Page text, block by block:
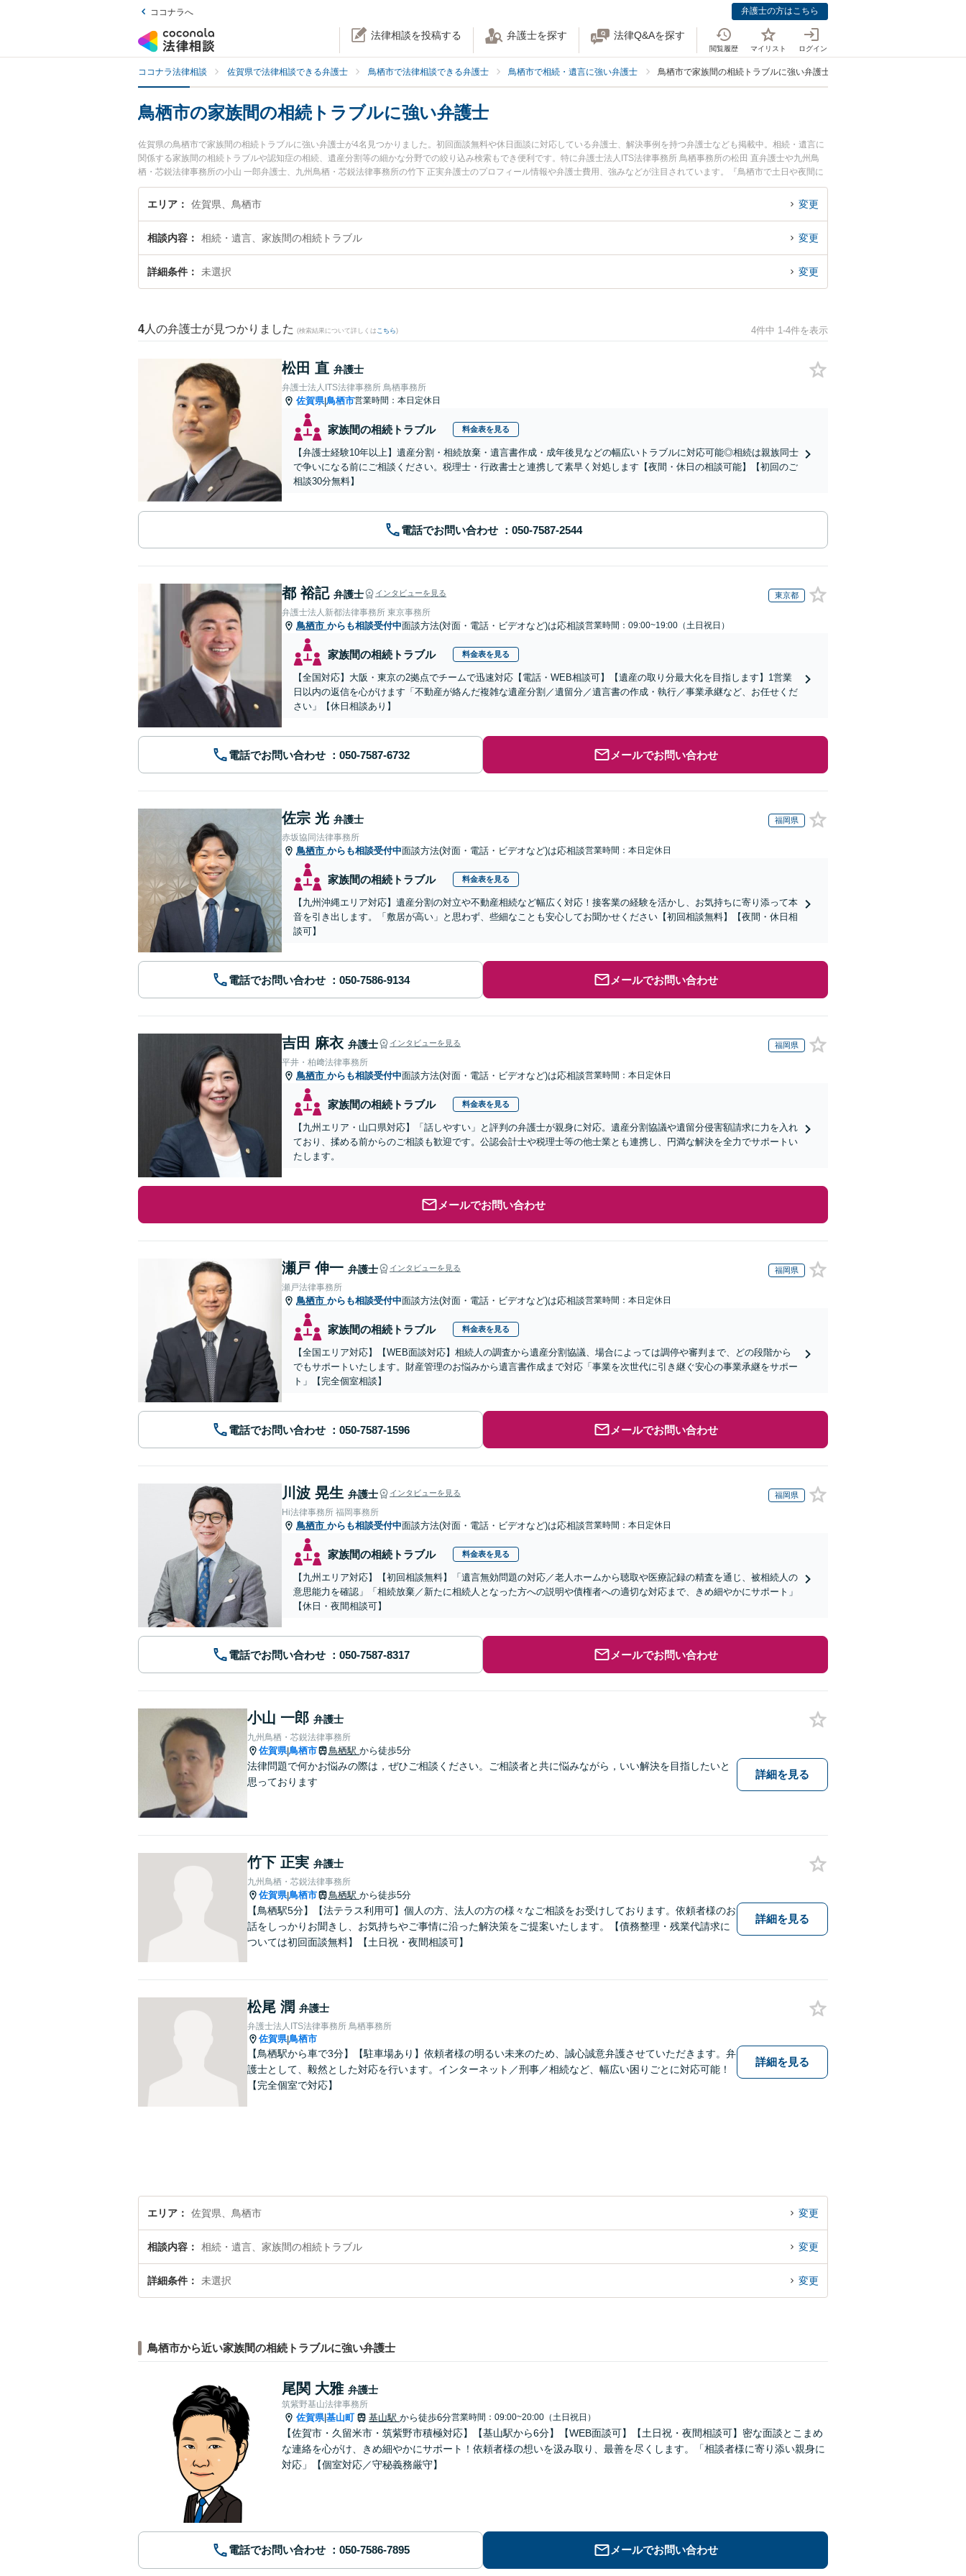
ココナラへ 弁護士の方はこちら
法律相談を投稿する 弁護士を探す 法律Q&Aを探す
閲覧履歴 マイリスト ログイン
ココナラ法律相談 佐賀県で法律相談できる弁護士 鳥栖市で法律相談できる弁護士 鳥栖市で相続・遺言に強い弁護士 鳥栖市で家族間の相続トラブルに強い弁護士
鳥栖市の家族間の相続トラブルに強い弁護士
佐賀県の鳥栖市で家族間の相続トラブルに強い弁護士が4名見つかりました。初回面談無料や休日面談に対応している弁護士、解決事例を持つ弁護士なども掲載中。相続・遺言に
関係する家族間の相続トラブルや認知症の相続、遺産分割等の細かな分野での絞り込み検索もでき便利です。特に弁護士法人ITS法律事務所 鳥栖事務所の松田 直弁護士や九州鳥
栖・芯鋭法律事務所の小山 一郎弁護士、九州鳥栖・芯鋭法律事務所の竹下 正実弁護士のプロフィール情報や弁護士費用、強みなどが注目されています。『鳥栖市で土日や夜間に
発生した家族間の相続トラブルのトラブルを今すぐに弁護士に相談したい』『家族間の相続トラブルのトラブル解決の実績豊富な近くの弁護士を検索したい』『初回相談無料で家
族間の相続トラブルを法律相談できる鳥栖市内の弁護士に相談予約したい』などでお困りの相談者さんにおすすめです。
エリア 佐賀県、鳥栖市 変更
相談内容 相続・遺言、家族間の相続トラブル 変更
詳細条件 未選択 変更
4 人の弁護士が見つかりました (検索結果について詳しくは こちら) 4件中 1-4件を表示
松田 直 弁護士
弁護士法人ITS法律事務所 鳥栖事務所
佐賀県|鳥栖市営業時間：本日定休日
家族間の相続トラブル 料金表を見る
【弁護士経験10年以上】遺産分割・相続放棄・遺言書作成・成年後見などの幅広いトラブルに対応可能◎相続は親族同士
で争いになる前にご相談ください。税理士・行政書士と連携して素早く対処します【夜間・休日の相談可能】【初回のご
相談30分無料】
電話でお問い合わせ
都 裕記 弁護士 インタビューを見る 東京都
弁護士法人新都法律事務所 東京事務所
鳥栖市 からも相談受付中面談方法(対面・電話・ビデオなど)は応相談営業時間：09:00~19:00（土日祝日）
家族間の相続トラブル 料金表を見る
【全国対応】大阪・東京の2拠点でチームで迅速対応【電話・WEB相談可】【遺産の取り分最大化を目指します】1営業
日以内の返信を心がけます「不動産が絡んだ複雑な遺産分割／遺留分／遺言書の作成・執行／事業承継など、お任せくだ
さい」【休日相談あり】
電話でお問い合わせ メールでお問い合わせ
佐宗 光 弁護士 福岡県
赤坂協同法律事務所
鳥栖市 からも相談受付中面談方法(対面・電話・ビデオなど)は応相談営業時間：本日定休日
家族間の相続トラブル 料金表を見る
【九州沖縄エリア対応】遺産分割の対立や不動産相続など幅広く対応！接客業の経験を活かし、お気持ちに寄り添って本
音を引き出します。「敷居が高い」と思わず、些細なことも安心してお聞かせください【初回相談無料】【夜間・休日相
談可】
電話でお問い合わせ メールでお問い合わせ
吉田 麻衣 弁護士 インタビューを見る 福岡県
平井・柏﨑法律事務所
鳥栖市 からも相談受付中面談方法(対面・電話・ビデオなど)は応相談営業時間：本日定休日
家族間の相続トラブル 料金表を見る
【九州エリア・山口県対応】「話しやすい」と評判の弁護士が親身に対応。遺産分割協議や遺留分侵害額請求に力を入れ
ており、揉める前からのご相談も歓迎です。公認会計士や税理士等の他士業とも連携し、円満な解決を全力でサポートい
たします。
メールでお問い合わせ
瀬戸 伸一 弁護士 インタビューを見る 福岡県
瀬戸法律事務所
鳥栖市 からも相談受付中面談方法(対面・電話・ビデオなど)は応相談営業時間：本日定休日
家族間の相続トラブル 料金表を見る
【全国エリア対応】【WEB面談対応】相続人の調査から遺産分割協議、場合によっては調停や審判まで、どの段階から
でもサポートいたします。財産管理のお悩みから遺言書作成まで対応「事業を次世代に引き継ぐ安心の事業承継をサポー
ト」【完全個室相談】
電話でお問い合わせ メールでお問い合わせ
川波 晃生 弁護士 インタビューを見る 福岡県
Hi法律事務所 福岡事務所
鳥栖市 からも相談受付中面談方法(対面・電話・ビデオなど)は応相談営業時間：本日定休日
家族間の相続トラブル 料金表を見る
【九州エリア対応】【初回相談無料】「遺言無効問題の対応／老人ホームから聴取や医療記録の精査を通じ、被相続人の
意思能力を確認」「相続放棄／新たに相続人となった方への説明や債権者への適切な対応まで、きめ細やかにサポート」
【休日・夜間相談可】
電話でお問い合わせ メールでお問い合わせ
小山 一郎 弁護士
九州鳥栖・芯鋭法律事務所
佐賀県|鳥栖市 鳥栖駅 から徒歩5分
法律問題で何かお悩みの際は，ぜひご相談ください。ご相談者と共に悩みながら，いい解決を目指したいと
思っております
詳細を見る
竹下 正実 弁護士
九州鳥栖・芯鋭法律事務所
佐賀県|鳥栖市 鳥栖駅 から徒歩5分
【鳥栖駅5分】【法テラス利用可】個人の方、法人の方の様々なご相談をお受けしております。依頼者様のお
話をしっかりお聞きし、お気持ちやご事情に沿った解決策をご提案いたします。【債務整理・残業代請求に
ついては初回面談無料】【土日祝・夜間相談可】
詳細を見る
松尾 潤 弁護士
弁護士法人ITS法律事務所 鳥栖事務所
佐賀県|鳥栖市
【鳥栖駅から車で3分】【駐車場あり】依頼者様の明るい未来のため、誠心誠意弁護させていただきます。弁
護士として、毅然とした対応を行います。インターネット／刑事／相続など、幅広い困りごとに対応可能！
【完全個室で対応】
詳細を見る
エリア 佐賀県、鳥栖市 変更
相談内容 相続・遺言、家族間の相続トラブル 変更
詳細条件 未選択 変更
鳥栖市から近い家族間の相続トラブルに強い弁護士
尾関 大雅 弁護士
筑紫野基山法律事務所
佐賀県|基山町 基山駅 から徒歩6分営業時間：09:00~20:00（土日祝日）
【佐賀市・久留米市・筑紫野市積極対応】【基山駅から6分】【WEB面談可】【土日祝・夜間相談可】密な面談とこまめ
な連絡を心がけ、きめ細やかにサポート！依頼者様の想いを汲み取り、最善を尽くします。「相談者様に寄り添い親身に
対応」【個室対応／守秘義務厳守】
電話でお問い合わせ メールでお問い合わせ